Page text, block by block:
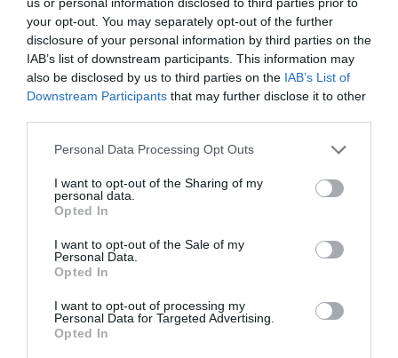
your opt-out. You may separately opt-out of the further
disclosure of your personal information by third parties on the
IAB’s list of downstream participants. This information may
also be disclosed by us to third parties on the IAB’s List of
Downstream Participants that may further disclose it to other
Personal Data Processing Opt Outs
I want to opt-out of the Sharing of my
personal data.
Opted In
I want to opt-out of the Sale of my
Personal Data.
Opted In
I want to opt-out of processing my
Personal Data for Targeted Advertising.
Opted In
ΔΕΊΤΕ ΕΠΊΣΗΣ...